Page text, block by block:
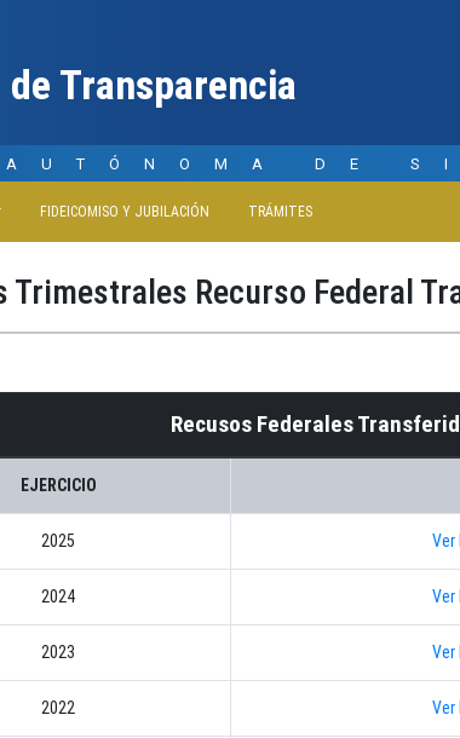
Transparencia
DE
FIDEICOMISO Y JUBILACIÓN TRÁMITES
Trimestrales Recurso Federal
Recusos Federales
EJERCICIO
2025 Ver
2024 Ver
2023 Ver
2022 Ver